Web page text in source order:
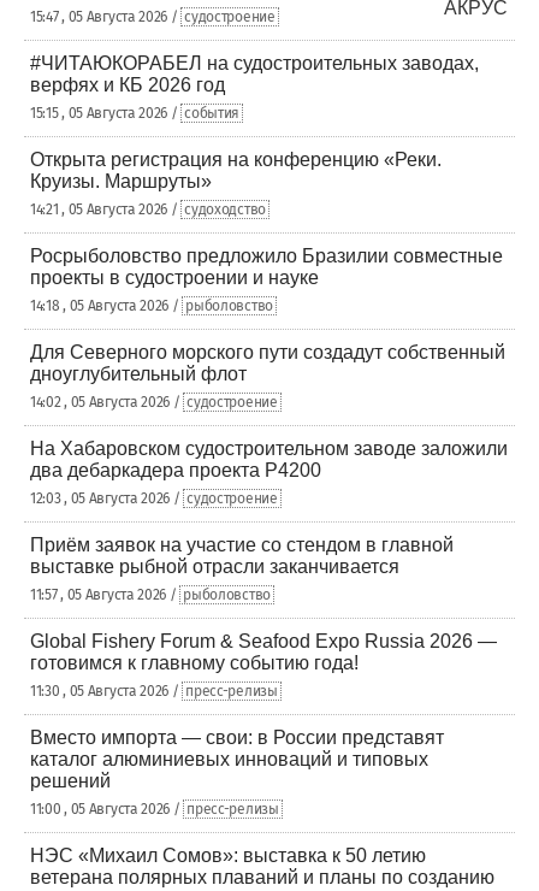
15:47 , 05 Августа 2026 / судостроение
#ЧИТАЮКОРАБЕЛ на судостроительных заводах,
верфях и КБ 2026 год
15:15 , 05 Августа 2026 / события
Открыта регистрация на конференцию «Реки.
Круизы. Маршруты»
14:21 , 05 Августа 2026 / судоходство
Росрыболовство предложило Бразилии совместные
проекты в судостроении и науке
14:18 , 05 Августа 2026 / рыболовство
Для Северного морского пути создадут собственный
дноуглубительный флот
14:02 , 05 Августа 2026 / судостроение
На Хабаровском судостроительном заводе заложили
два дебаркадера проекта Р4200
12:03 , 05 Августа 2026 / судостроение
Приём заявок на участие со стендом в главной
выставке рыбной отрасли заканчивается
11:57 , 05 Августа 2026 / рыболовство
Global Fishery Forum & Seafood Expo Russia 2026 —
готовимся к главному событию года!
11:30 , 05 Августа 2026 / пресс-релизы
Вместо импорта — свои: в России представят
каталог алюминиевых инноваций и типовых
решений
11:00 , 05 Августа 2026 / пресс-релизы
НЭС «Михаил Сомов»: выставка к 50 летию
ветерана полярных плаваний и планы по созданию